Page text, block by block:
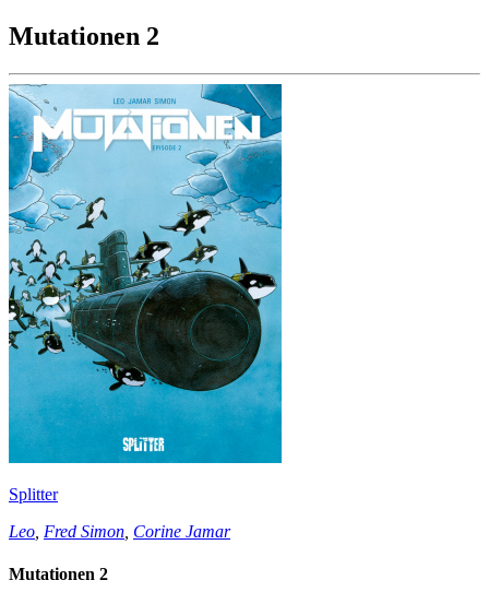
Mutationen 2
Splitter
Leo Fred Simon Corine Jamar
Mutationen 2